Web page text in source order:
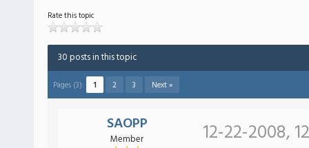
Rate this topic
30 posts in this topic
Pages (3): 1 2 3 Next »
SAOPP
Member 12-22-2008,